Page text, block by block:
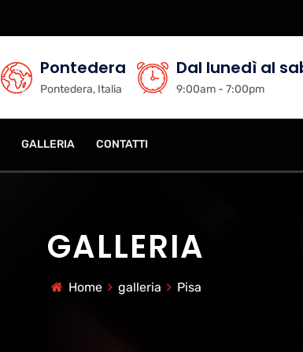
Pontedera
Pontedera, Italia
Dal lunedì al
9:00am - 7:00pm
GALLERIA CONTATTI
GALLERIA
Home galleria Pisa